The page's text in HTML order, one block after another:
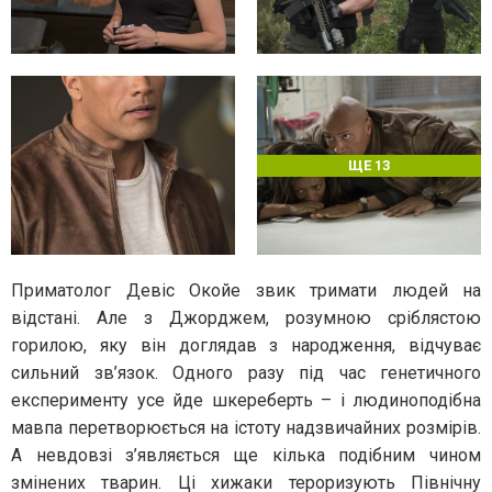
ЩЕ 13
Приматолог Девіс Окойе звик тримати людей на
відстані. Але з Джорджем, розумною сріблястою
горилою, яку він доглядав з народження, відчуває
сильний зв’язок. Одного разу під час генетичного
експерименту усе йде шкереберть – і людиноподібна
мавпа перетворюється на істоту надзвичайних розмірів.
А невдовзі з’являється ще кілька подібним чином
змінених тварин. Ці хижаки тероризують Північну